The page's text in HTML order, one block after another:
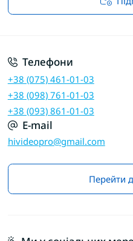
Телефони
+38 (075) 461-01-03
+38 (098) 761-01-03
+38 (093) 861-01-03
E-mail
hivideopro@gmail.com
Перейти